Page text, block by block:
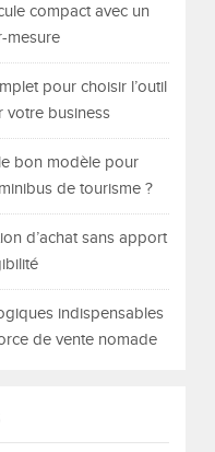
compact avec un
mesure
pour choisir l’outil
votre business
bon modèle pour
de tourisme ?
d’achat sans apport
indispensables
de vente nomade